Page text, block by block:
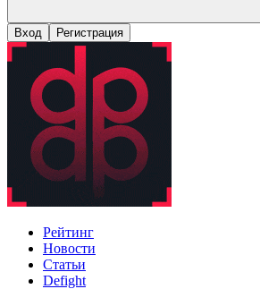
Вход Регистрация
Рейтинг
Новости
Статьи
Defight